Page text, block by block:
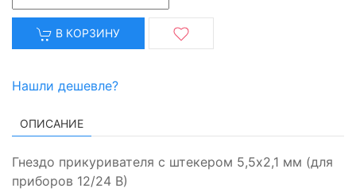
В КОРЗИНУ
Нашли дешевле?
ОПИСАНИЕ
Гнездо прикуривателя с штекером 5,5x2,1 мм (для
приборов 12/24 В)